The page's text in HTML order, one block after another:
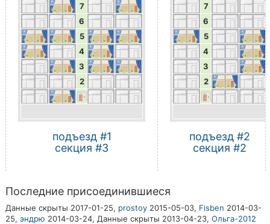
7
6
5
4
3
2
подъезд #1
секция #3
7
6
5
4
3
2
подъезд #2
секция #2
Последние присоединившиеся
Данные скрыты 2017-01-25, prostoy 2015-05-03, Fisben 2014-03-
25, эндрю 2014-03-24, Данные скрыты 2013-04-23, Ольга-2012